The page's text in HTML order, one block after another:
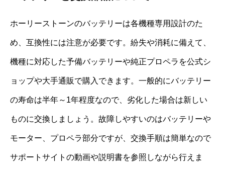
ホーリーストーンのバッテリーは各機種専用設計のた
め、互換性には注意が必要です。紛失や消耗に備えて、
機種に対応した予備バッテリーや純正プロペラを公式シ
ョップや大手通販で購入できます。一般的にバッテリー
の寿命は半年～1年程度なので、劣化した場合は新しい
ものに交換しましょう。故障しやすいのはバッテリーや
モーター、プロペラ部分ですが、交換手順は簡単なので
サポートサイトの動画や説明書を参照しながら行えま